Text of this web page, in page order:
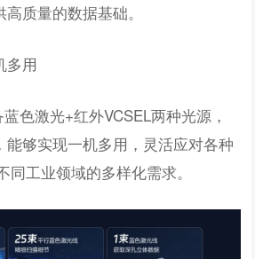
质量的数据基础。
多用
色激光+红外VCSEL两种光源，
能够实现一机多用，灵活应对各种
同工业领域的多样化需求。